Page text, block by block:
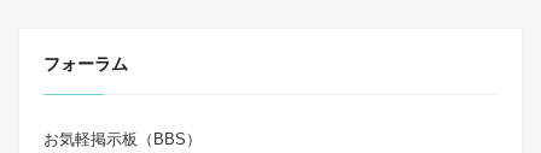
フォーラム
お気軽掲示板（BBS）